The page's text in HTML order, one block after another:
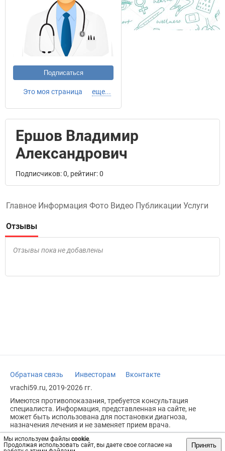
Мы используем файлы cookie.
Продолжая использовать сайт, вы даете свое согласие на
Принять
Подписаться
Это моя страница еще...
Ершов Владимир
Александрович
Подписчиков: 0, рейтинг: 0
Главное Информация Фото Видео Публикации Услуги
Отзывы
Отзывы пока не добавлены
Обратная связь Инвесторам
Вконтакте
vrachi59.ru, 2019-2026 гг.
Имеются противопоказания, требуется консультация
специалиста. Информация, представленная на сайте, не
может быть использована для постановки диагноза,
назначения лечения и не заменяет прием врача.
Возрастное ограничение: 18+